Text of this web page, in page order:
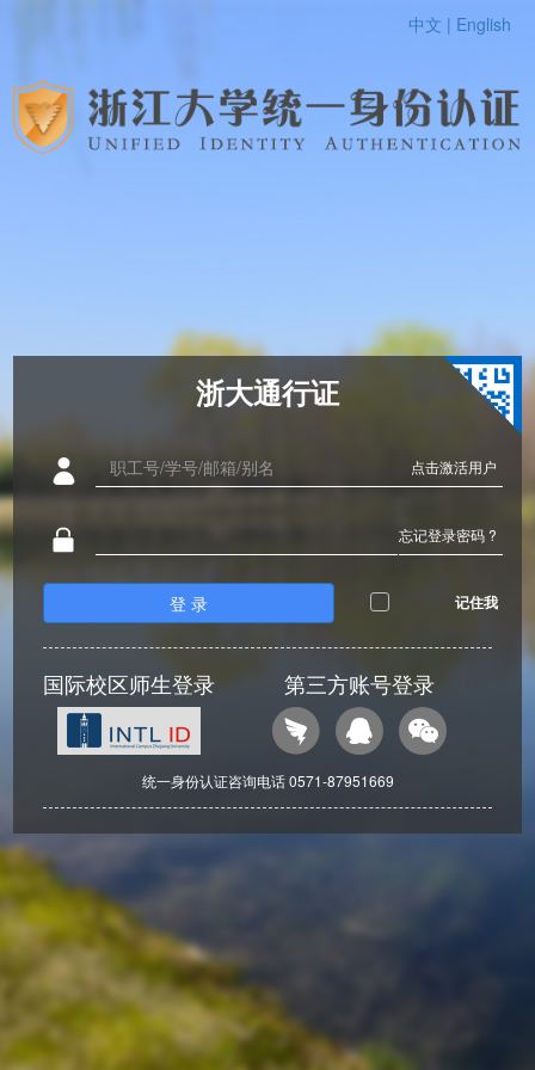
中文 | English
浙大通行证
点击激活用户
忘记登录密码 ?
登 录 记住我
国际校区师生登录 第三方账号登录
统一身份认证咨询电话 0571-87951669